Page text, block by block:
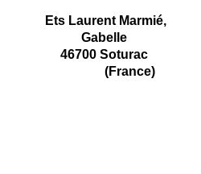
Ets Laurent Marmié,
Gabelle
46700 Soturac
(France)